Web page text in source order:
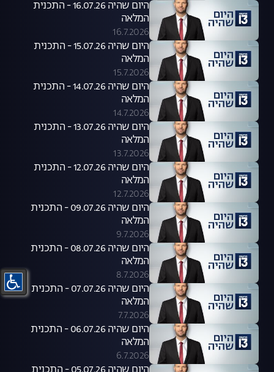
היום שהיה 16.07.26 - התכנית
המלאה
16.7.2026
היום שהיה 15.07.26 - התכנית
המלאה
15.7.2026
היום שהיה 14.07.26 - התכנית
המלאה
14.7.2026
היום שהיה 13.07.26 - התכנית
המלאה
13.7.2026
היום שהיה 12.07.26 - התכנית
המלאה
12.7.2026
היום שהיה 09.07.26 - התכנית
המלאה
9.7.2026
היום שהיה 08.07.26 - התכנית
המלאה
8.7.2026
היום שהיה 07.07.26 - התכנית
המלאה
7.7.2026
היום שהיה 06.07.26 - התכנית
המלאה
6.7.2026